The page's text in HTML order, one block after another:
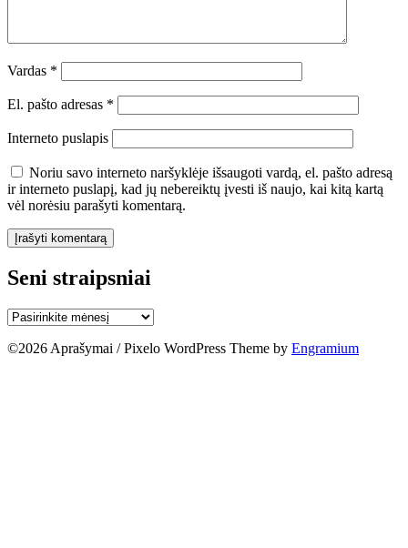
Vardas *
El. pašto adresas *
Interneto puslapis
Noriu savo interneto naršyklėje išsaugoti vardą, el. pašto adresą
ir interneto puslapį, kad jų nebereiktų įvesti iš naujo, kai kitą kartą
vėl norėsiu parašyti komentarą.
Seni straipsniai
Seni
©2026 Aprašymai / Pixelo WordPress Theme by Engramium